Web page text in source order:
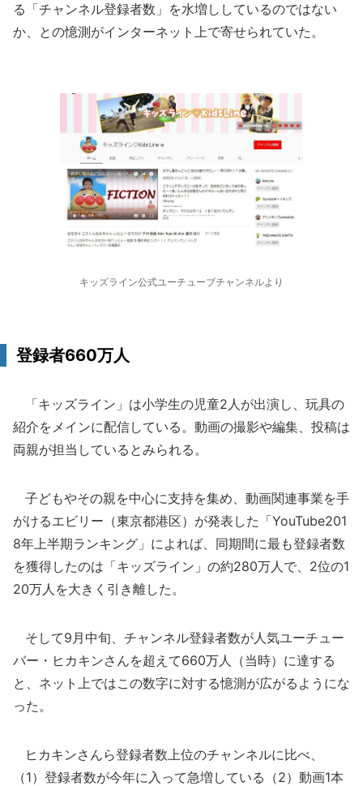
る「チャンネル登録者数」を水増ししているのではない
か、との憶測がインターネット上で寄せられていた。
キッズライン公式ユーチューブチャンネルより
登録者660万人
「キッズライン」は小学生の児童2人が出演し、玩具の
紹介をメインに配信している。動画の撮影や編集、投稿は
両親が担当しているとみられる。
子どもやその親を中心に支持を集め、動画関連事業を手
がけるエビリー（東京都港区）が発表した「YouTube201
8年上半期ランキング」によれば、同期間に最も登録者数
を獲得したのは「キッズライン」の約280万人で、2位の1
20万人を大きく引き離した。
そして9月中旬、チャンネル登録者数が人気ユーチュー
バー・ヒカキンさんを超えて660万人（当時）に達する
と、ネット上ではこの数字に対する憶測が広がるようにな
った。
ヒカキンさんら登録者数上位のチャンネルに比べ、
（1）登録者数が今年に入って急増している（2）動画1本